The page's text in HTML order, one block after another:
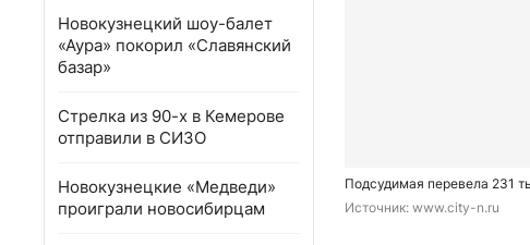
Новокузнецкий шоу-балет
«Аура» покорил «Славянский
базар»
Стрелка из 90-х в Кемерове
отправили в СИЗО
Новокузнецкие «Медведи»
проиграли новосибирцам
Подсудимая перевела 231
Источник: www.city-n.ru